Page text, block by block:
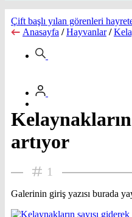
Çift başlı yılan görenleri
Anasayfa / Hayvanlar /
Kelaynakların
artıyor
1
Galerinin giriş yazısı burada